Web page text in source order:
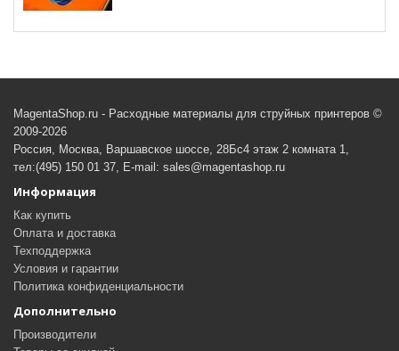
MagentaShop.ru - Расходные материалы для струйных принтеров ©
2009-2026
Россия, Москва, Варшавское шоссе, 28Бс4 этаж 2 комната 1,
тел:(495) 150 01 37, E-mail: sales@magentashop.ru
Информация
Как купить
Оплата и доставка
Техподдержка
Условия и гарантии
Политика конфиденциальности
Дополнительно
Производители